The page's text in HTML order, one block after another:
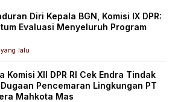
Diri Kepala BGN, Komisi IX DPR:
Evaluasi Menyeluruh Program
lalu
Komisi XII DPR RI Cek Endra Tindak
Pencemaran Lingkungan PT
Mahkota Mas